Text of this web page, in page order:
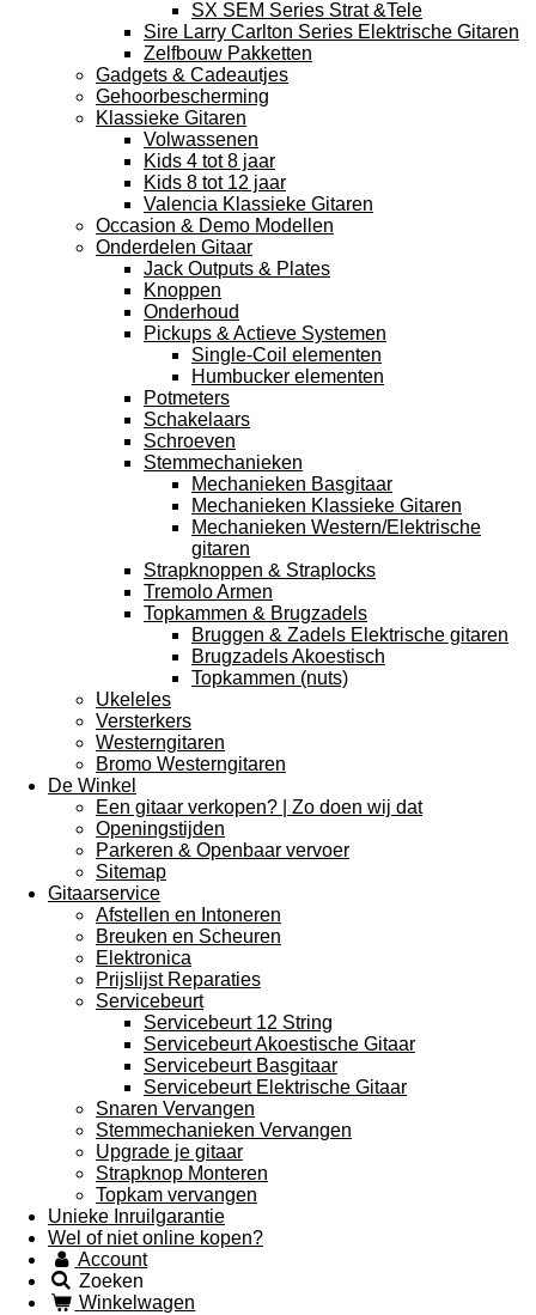
SX SEM Series Strat &Tele
Sire Larry Carlton Series Elektrische Gitaren
Zelfbouw Pakketten
Gadgets & Cadeautjes
Gehoorbescherming
Klassieke Gitaren
Volwassenen
Kids 4 tot 8 jaar
Kids 8 tot 12 jaar
Valencia Klassieke Gitaren
Occasion & Demo Modellen
Onderdelen Gitaar
Jack Outputs & Plates
Knoppen
Onderhoud
Pickups & Actieve Systemen
Single-Coil elementen
Humbucker elementen
Potmeters
Schakelaars
Schroeven
Stemmechanieken
Mechanieken Basgitaar
Mechanieken Klassieke Gitaren
Mechanieken Western/Elektrische
gitaren
Strapknoppen & Straplocks
Tremolo Armen
Topkammen & Brugzadels
Bruggen & Zadels Elektrische gitaren
Brugzadels Akoestisch
Topkammen (nuts)
Ukeleles
Versterkers
Westerngitaren
Bromo Westerngitaren
De Winkel
Een gitaar verkopen? | Zo doen wij dat
Openingstijden
Parkeren & Openbaar vervoer
Sitemap
Gitaarservice
Afstellen en Intoneren
Breuken en Scheuren
Elektronica
Prijslijst Reparaties
Servicebeurt
Servicebeurt 12 String
Servicebeurt Akoestische Gitaar
Servicebeurt Basgitaar
Servicebeurt Elektrische Gitaar
Snaren Vervangen
Stemmechanieken Vervangen
Upgrade je gitaar
Strapknop Monteren
Topkam vervangen
Unieke Inruilgarantie
Wel of niet online kopen?
Account
Zoeken
Winkelwagen